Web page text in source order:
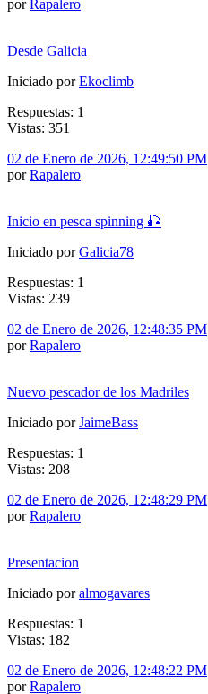
porRapalero
Desde Galicia
Iniciado porEkoclimb
Respuestas: 1
Vistas: 351
02 de Enero de 2026, 12:49:50 PM
porRapalero
Inicio en pesca spinning 🎣
Iniciado porGalicia78
Respuestas: 1
Vistas: 239
02 de Enero de 2026, 12:48:35 PM
porRapalero
Nuevo pescador de los Madriles
Iniciado porJaimeBass
Respuestas: 1
Vistas: 208
02 de Enero de 2026, 12:48:29 PM
porRapalero
Presentacion
Iniciado poralmogavares
Respuestas: 1
Vistas: 182
02 de Enero de 2026, 12:48:22 PM
porRapalero